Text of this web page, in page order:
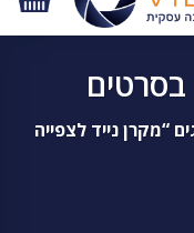
בסרטים
“מקרן נייד לצפייה